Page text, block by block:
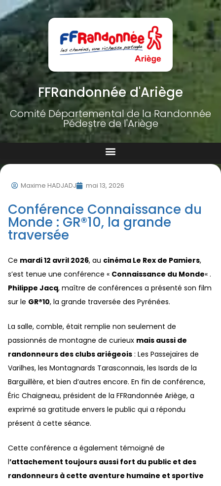
FFRandonnée d'Ariège
Comité Départemental de la Randonnée
Pédestre de l'Ariège
Maxime HADJADJ mai 13, 2026
Conférence Connaissance du
Monde : GR®10, la grande
traversée
Ce mardi 12 avril 2026, au cinéma Le Rex de Pamiers,
s’est tenue une conférence « Connaissance du Monde« .
Philippe Jacq, maître de conférences a présenté son film
sur le GR®10, la grande traversée des Pyrénées.
La salle, comble, était remplie non seulement de
passionnés de montagne de curieux mais aussi de
randonneurs des clubs ariégeois : Les Passejaïres de
Varilhes, les Montagnards Tarasconnais, les Isards de la
Barguillère, et bien d’autres encore. En fin de conférence,
Éric Chaigneau, président de la FFRandonnée Ariège, a
exprimé sa gratitude envers le public qui a répondu
présent à cette séance.
Cette conférence a également témoigné de
l’attachement toujours aussi fort du public et des
randonneurs à cette aventure humaine et sportive